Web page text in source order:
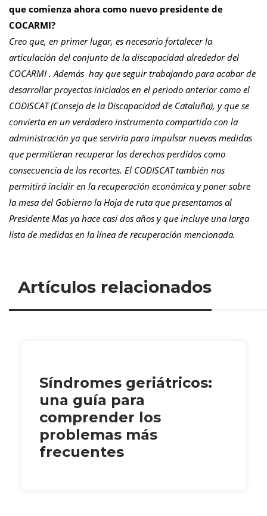
que comienza ahora como nuevo presidente de
COCARMI?
Creo que, en primer lugar, es necesario fortalecer la
articulación del conjunto de la discapacidad alrededor del
COCARMI . Además hay que seguir trabajando para acabar de
desarrollar proyectos iniciados en el periodo anterior como el
CODISCAT (Consejo de la Discapacidad de Cataluña), y que se
convierta en un verdadero instrumento compartido con la
administración ya que serviría para impulsar nuevas medidas
que permitieran recuperar los derechos perdidos como
consecuencia de los recortes. El CODISCAT también nos
permitirá incidir en la recuperación económica y poner sobre
la mesa del Gobierno la Hoja de ruta que presentamos al
Presidente Mas ya hace casi dos años y que incluye una larga
lista de medidas en la línea de recuperación mencionada.
Artículos relacionados
Síndromes geriátricos:
una guía para
comprender los
problemas más
frecuentes